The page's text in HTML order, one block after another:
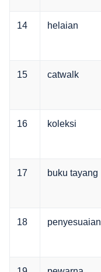
14 helaian
15 catwalk
16 koleksi
17 buku tayang
18 penyesuaian